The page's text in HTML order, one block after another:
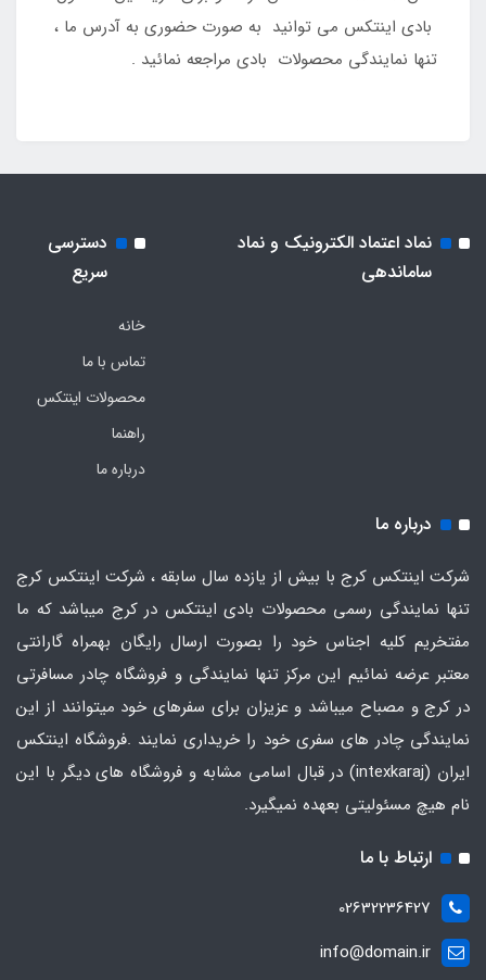
بادی اینتکس می توانید به صورت حضوری به آدرس ما ،
تنها نمایندگی محصولات بادی مراجعه نمائید .
نماد اعتماد الکترونیک و نماد
ساماندهی
دسترسی
سریع
خانه
تماس با ما
محصولات اینتکس
راهنما
درباره ما
درباره ما
شرکت اینتکس کرج با بیش از یازده سال سابقه ، شرکت اینتکس کرج
تنها نمایندگی رسمی محصولات بادی اینتکس در کرج میباشد که ما
مفتخریم کلیه اجناس خود را بصورت ارسال رایگان بهمراه گارانتی
معتبر عرضه نمائیم این مرکز تنها نمایندگی و فروشگاه چادر مسافرتی
در کرج و مصباح میباشد و عزیزان برای سفرهای خود میتوانند از این
نمایندگی چادر های سفری خود را خریداری نمایند .فروشگاه اینتکس
ایران
(intexkaraj) در قبال اسامی مشابه و فروشگاه های دیگر با این
نام هیچ مسئولیتی بعهده نمیگیرد.
ارتباط با ما
02632236427
info@domain.ir